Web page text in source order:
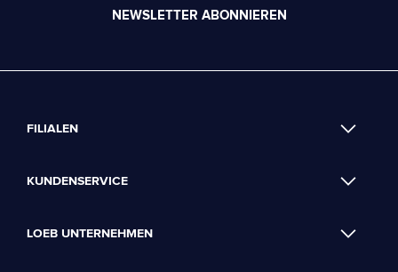
NEWSLETTER ABONNIEREN
FILIALEN
KUNDENSERVICE
LOEB UNTERNEHMEN